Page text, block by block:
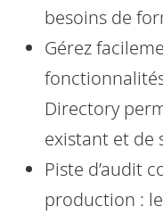
besoins de
Gérez
Directory
existant et de
Piste d’audit
production :